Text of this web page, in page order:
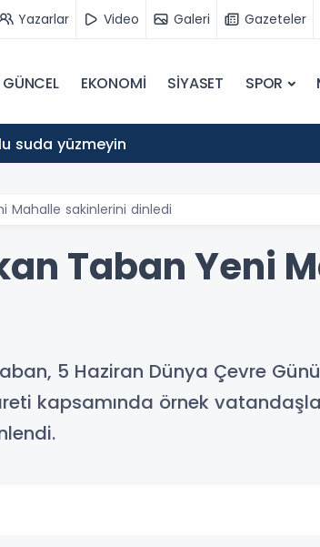
Yazarlar Video Galeri Gazeteler
GÜNCEL EKONOMİ SİYASET SPOR
suda yüzmeyin
Mahalle sakinlerini dinledi
Taban Yeni
5 Haziran Dünya Çevre
kapsamında örnek